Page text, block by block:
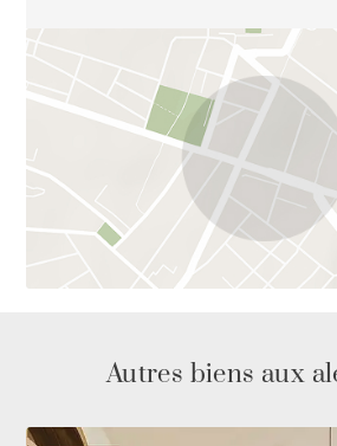
Autres biens aux